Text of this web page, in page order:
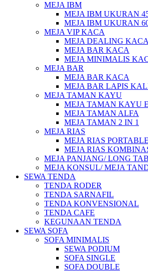
MEJA IBM
MEJA IBM UKURAN
MEJA IBM UKURAN
MEJA VIP KACA
MEJA DEALING KACA
MEJA BAR KACA
MEJA MINIMALIS
MEJA BAR
MEJA BAR KACA
MEJA BAR LAPIS
MEJA TAMAN KAYU
MEJA TAMAN KAYU
MEJA TAMAN ALFA
MEJA TAMAN 2 IN 1
MEJA RIAS
MEJA RIAS PORTABLE
MEJA RIAS
MEJA PANJANG/ LONG
MEJA KONSUL/ MEJA
SEWA TENDA
TENDA RODER
TENDA SARNAFIL
TENDA KONVENSIONAL
TENDA CAFE
KEGUNAAN TENDA
SEWA SOFA
SOFA MINIMALIS
SEWA PODIUM
SOFA SINGLE
SOFA DOUBLE